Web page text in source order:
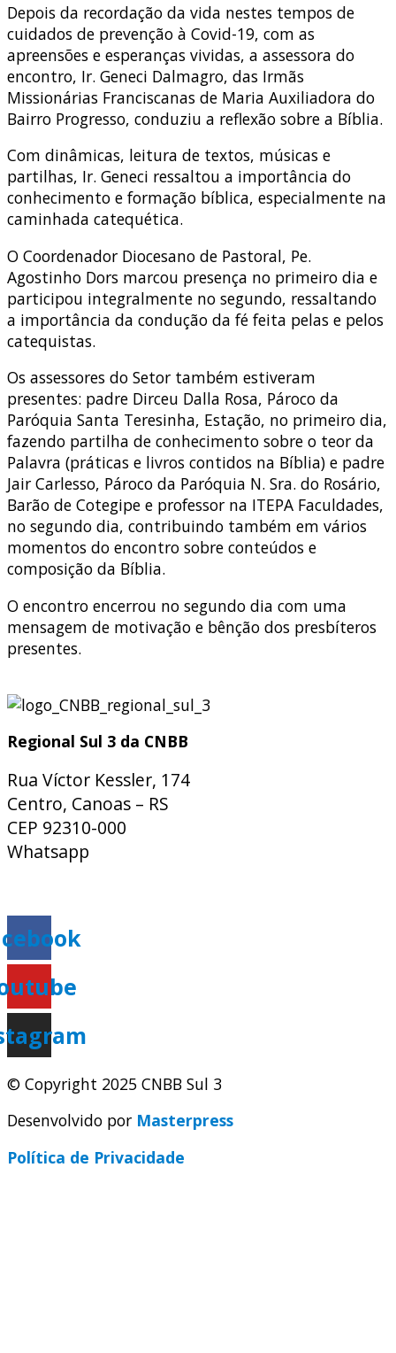
Depois da recordação da vida nestes tempos de
cuidados de prevenção à Covid-19, com as
apreensões e esperanças vividas, a assessora do
encontro, Ir. Geneci Dalmagro, das Irmãs
Missionárias Franciscanas de Maria Auxiliadora do
Bairro Progresso, conduziu a reflexão sobre a Bíblia.
Com dinâmicas, leitura de textos, músicas e
partilhas, Ir. Geneci ressaltou a importância do
conhecimento e formação bíblica, especialmente na
caminhada catequética.
O Coordenador Diocesano de Pastoral, Pe.
Agostinho Dors marcou presença no primeiro dia e
participou integralmente no segundo, ressaltando
a importância da condução da fé feita pelas e pelos
catequistas.
Os assessores do Setor também estiveram
presentes: padre Dirceu Dalla Rosa, Pároco da
Paróquia Santa Teresinha, Estação, no primeiro dia,
fazendo partilha de conhecimento sobre o teor da
Palavra (práticas e livros contidos na Bíblia) e padre
Jair Carlesso, Pároco da Paróquia N. Sra. do Rosário,
Barão de Cotegipe e professor na ITEPA Faculdades,
no segundo dia, contribuindo também em vários
momentos do encontro sobre conteúdos e
composição da Bíblia.
O encontro encerrou no segundo dia com uma
mensagem de motivação e bênção dos presbíteros
presentes.
Regional Sul 3 da CNBB
Rua Víctor Kessler, 174
Centro, Canoas – RS
CEP 92310-000
Whatsapp
© Copyright 2025 CNBB Sul 3
Desenvolvido por Masterpress
Política de Privacidade